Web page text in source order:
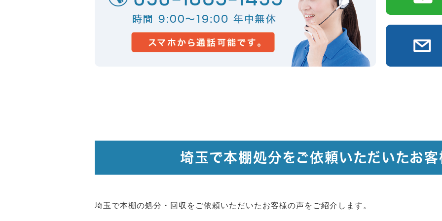
埼玉で本棚処分をご依頼いただいたお
埼玉で本棚の処分・回収をご依頼いただいたお客様の声をご紹介します。